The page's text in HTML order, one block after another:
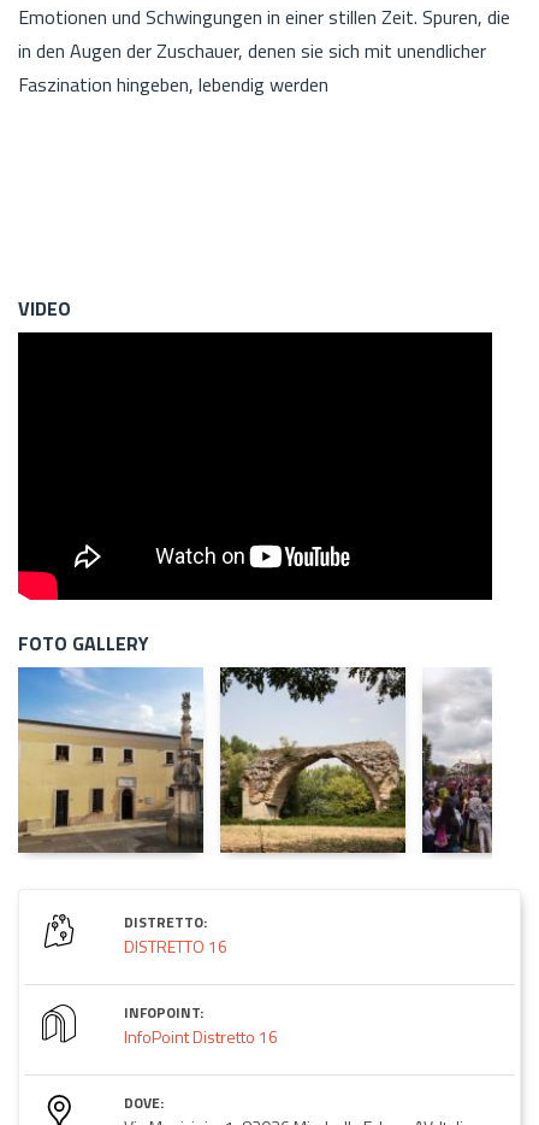
Emotionen und Schwingungen in einer stillen Zeit. Spuren, die
in den Augen der Zuschauer, denen sie sich mit unendlicher
Faszination hingeben, lebendig werden
VIDEO
FOTO GALLERY
DISTRETTO:
DISTRETTO 16
INFOPOINT:
InfoPoint Distretto 16
DOVE: